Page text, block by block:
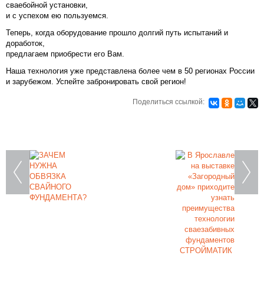
сваебойной установки,
и с успехом ею пользуемся.
Теперь, когда оборудование прошло долгий путь испытаний и
доработок,
предлагаем приобрести его Вам.
Наша технология уже представлена более чем в 50 регионах России
и зарубежом. Успейте забронировать свой регион!
Поделиться ссылкой: